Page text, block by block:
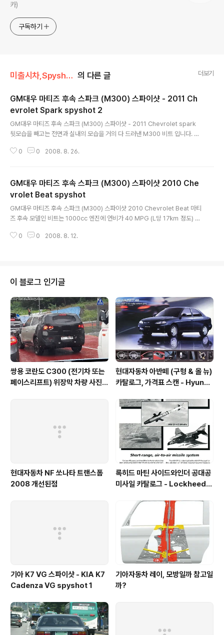
카)
구독하기
미출시차,Spyshot,위장막/쉐보레 GM Daewoo 의 다른 글 더보기
GM대우 마티즈 후속 스파크 (M300) 스파이샷 - 2011 Ch
evrolet Spark spyshot 2
GM대우 마티즈 후속 스파크 (M300) 스파이샷 - 2011 Chevrolet spark
뒷모습을 빼고는 전면과 실내의 모습을 거의 다 드러낸 M300 비트 입니다. 사
량인데 뒷문 도어캐치의 위치와 모양이 특이합니다. 비트 옆의 차가 오펠 코르
으로는 거의 동일한거 같네요. 타이어는 콘티넨탈 (Continental) ContiPrem
iumContac 이고 사이즈는 155/70R14 입니다. 사진출처 http://thecolleg
edriver.com/..
0 0 2008. 8. 26.
GM대우 마티즈 후속 스파크 (M300) 스파이샷 2010 Che
vrolet Beat spyshot
GM대우 마티즈 후속 스파크 (M300) 스파이샷 2010 Chevrolet Beat 마티
즈 후속 모델인 비트는 1000㏄ 엔진에 연비가 40 MPG (L당 17㎞ 정도) 이
으로는 LPG 엔진도 장착) 미국 시장에 투입된다는 계획에 이런 뉴스도 있네요.
onfirms future vehicle timeline (7월15일자 뉴스) 대신 젠트라 후속에 쓰
일 GM Global Gamma ..
0 0 2008. 8. 12.
이 블로그 인기글
쌍용 코란도 C300 (전기차 또는
페이스리프트) 위장막 차량 사진 -
현대자동차 아반떼 (구형 & 올 뉴)
카탈로그, 가격표 스캔 - Hyunda
og
현대자동차 NF 쏘나타 트랜스폼
2008 개선된점
록히드 마틴 사이드와인더 공대공
미사일 카탈로그 - Lockheed
1996
기아 K7 VG 스파이샷 - KIA K7
Cadenza VG spyshot 1
기아자동차 레이, 모방일까 참고일
까?